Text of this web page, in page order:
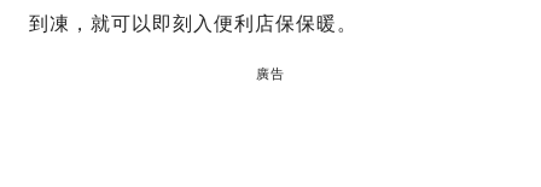
到凍，就可以即刻入便利店保保暖。
廣告